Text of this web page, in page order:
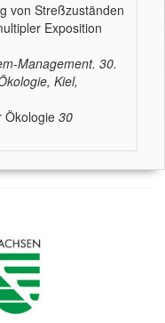
von Streßzuständen
Exposition
Management. 30.
Kiel,
Ökologie 30